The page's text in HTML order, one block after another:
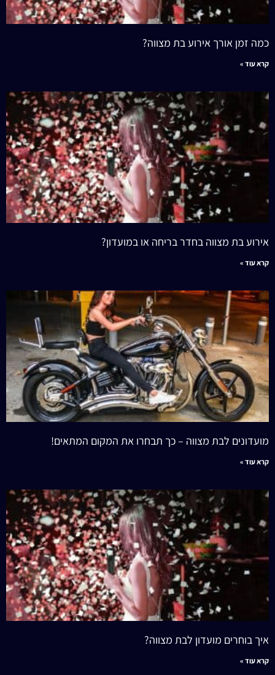
כמה זמן אורך אירוע בת מצווה?
קרא עוד »
אירוע בת מצווה בחדר בריחה או במועדון?
קרא עוד »
מועדונים לבת מצווה – כך תבחרו את המקום המתאים!
קרא עוד »
איך בוחרים מועדון לבת מצווה?
קרא עוד »